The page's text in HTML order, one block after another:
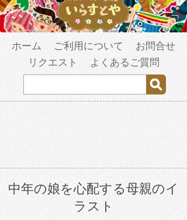
ホーム ご利用について
お問合せ
リクエスト
よくあるご質問
中年の娘を心配する母親のイ
ラスト